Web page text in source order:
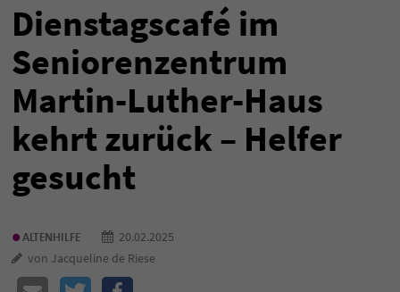
Dienstagscafé im
Seniorenzentrum
Martin-Luther-Haus
kehrt zurück – Helfer
gesucht
•ALTENHILFE
20.02.2025
von Jacqueline de Riese